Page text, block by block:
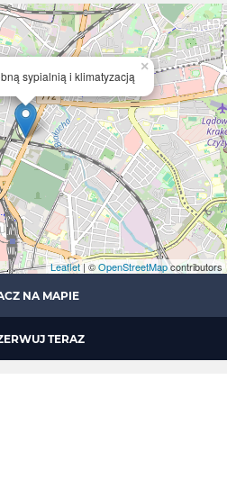
sypialnią i klimatyzacją
×
Leaflet| ©OpenStreetMapcontributors
NA MAPIE
TERAZ